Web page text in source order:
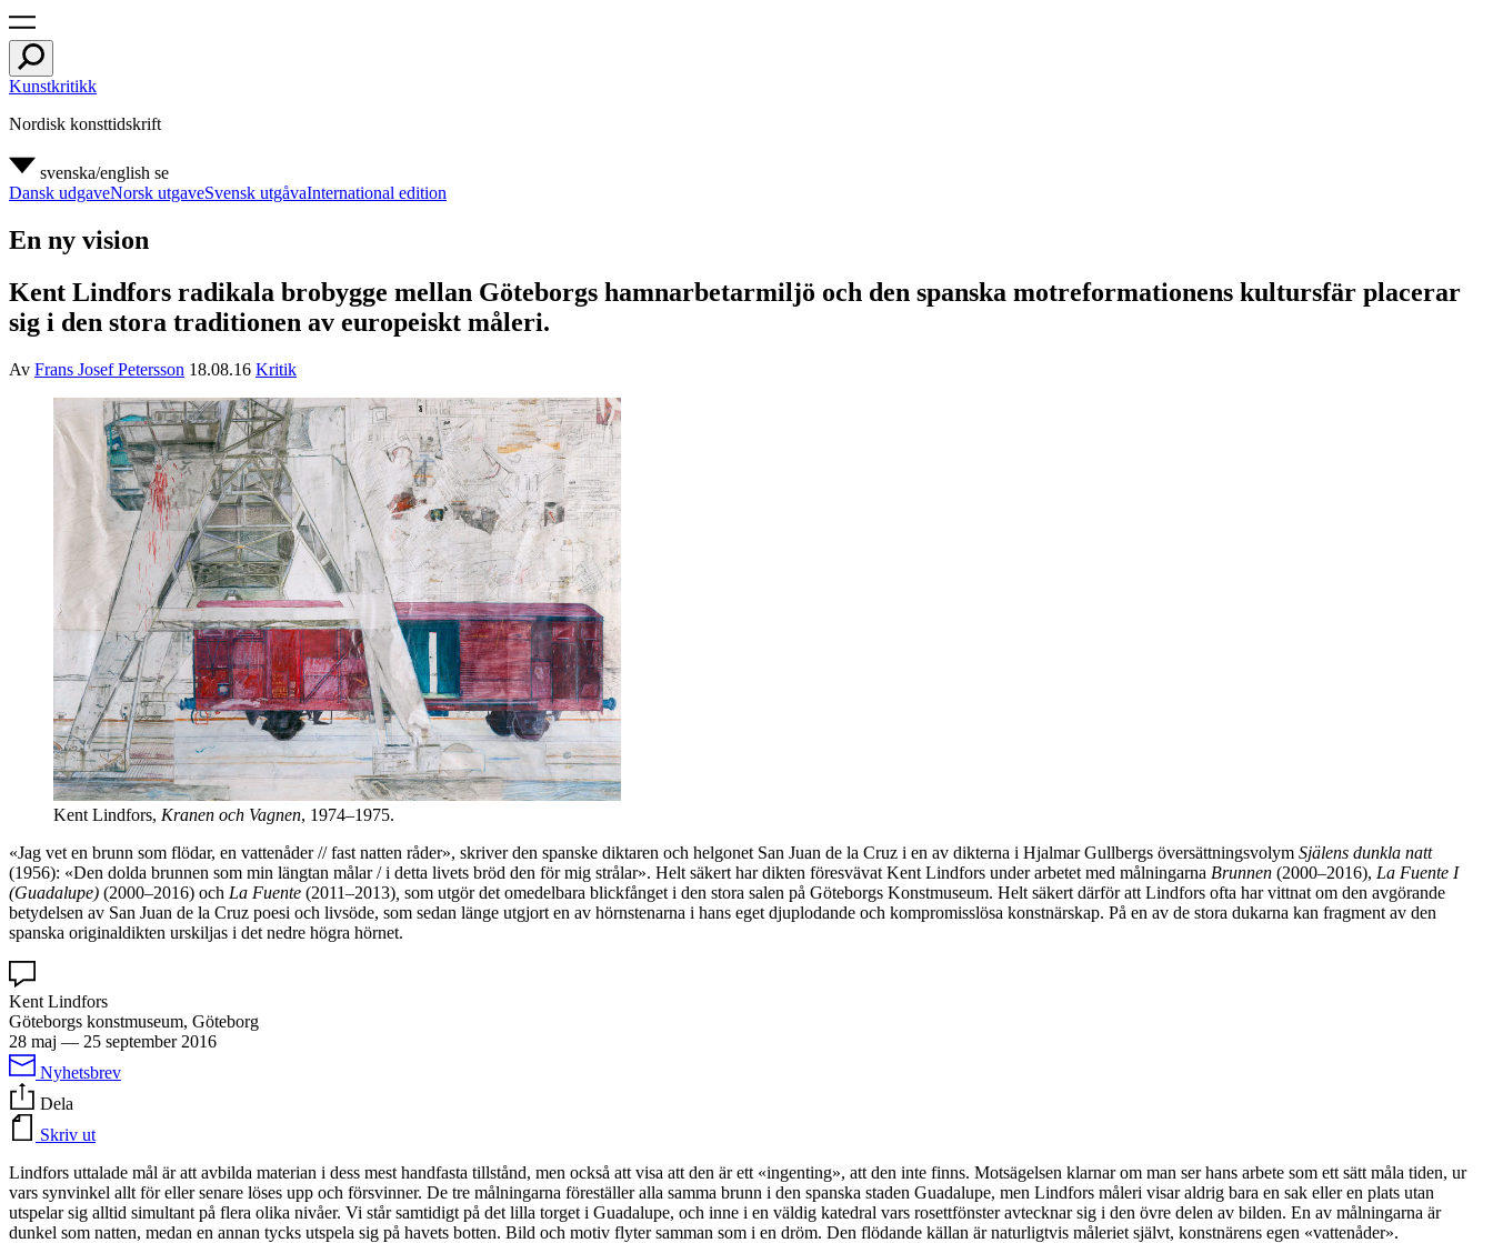
Kunstkritikk
Nordisk konsttidskrift
svenska/english se
Dansk udgaveNorsk utgaveSvensk utgåvaInternational edition
En ny vision
Kent Lindfors radikala brobygge mellan Göteborgs hamnarbetarmiljö och den spanska motreformationens kultursfär placerar
sig i den stora traditionen av europeiskt måleri.
Av Frans Josef Petersson 18.08.16 Kritik
Kent Lindfors, Kranen och Vagnen, 1974–1975.
«Jag vet en brunn som flödar, en vattenåder // fast natten råder», skriver den spanske diktaren och helgonet San Juan de la Cruz i en av dikterna i Hjalmar Gullbergs översättningsvolym Själens dunkla natt
(1956): «Den dolda brunnen som min längtan målar / i detta livets bröd den för mig strålar». Helt säkert har dikten föresvävat Kent Lindfors under arbetet med målningarna Brunnen (2000–2016), La Fuente I
(Guadalupe) (2000–2016) och La Fuente (2011–2013) som utgör det omedelbara blickfånget i den stora salen på Göteborgs Konstmuseum. Helt säkert därför att Lindfors ofta har vittnat om den avgörande
betydelsen av San Juan de la Cruz poesi och livsöde, som sedan länge utgjort en av hörnstenarna i hans eget djuplodande och kompromisslösa konstnärskap. På en av de stora dukarna kan fragment av den
spanska originaldikten urskiljas i det nedre högra hörnet.
Kent Lindfors
Göteborgs konstmuseum, Göteborg
28 maj — 25 september 2016
Nyhetsbrev
Dela
Skriv ut
Lindfors uttalade mål är att avbilda materian i dess mest handfasta tillstånd, men också att visa att den är ett «ingenting», att den inte finns. Motsägelsen klarnar om man ser hans arbete som ett sätt måla tiden, ur
vars synvinkel allt för eller senare löses upp och försvinner. De tre målningarna föreställer alla samma brunn i den spanska staden Guadalupe, men Lindfors måleri visar aldrig bara en sak eller en plats utan
utspelar sig alltid simultant på flera olika nivåer. Vi står samtidigt på det lilla torget i Guadalupe, och inne i en väldig katedral vars rosettfönster avtecknar sig i den övre delen av bilden. En av målningarna är
dunkel som natten, medan en annan tycks utspela sig på havets botten. Bild och motiv flyter samman som i en dröm. Den flödande källan är naturligtvis måleriet självt, konstnärens egen «vattenåder».